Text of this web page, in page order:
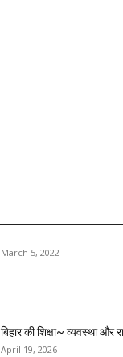
March 5, 2022
बिहार की शिक्षा~ व्यवस्था और
April 19, 2026